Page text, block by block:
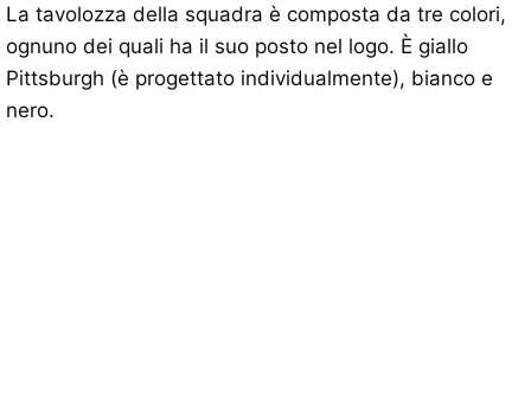
La tavolozza della squadra è composta da tre colori,
ognuno dei quali ha il suo posto nel logo. È giallo
Pittsburgh (è progettato individualmente), bianco e
nero.